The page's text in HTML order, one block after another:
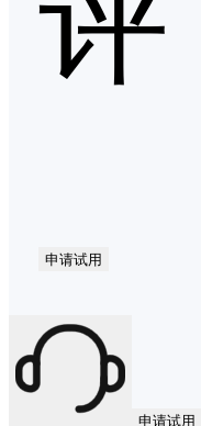
申请试用
申请试用